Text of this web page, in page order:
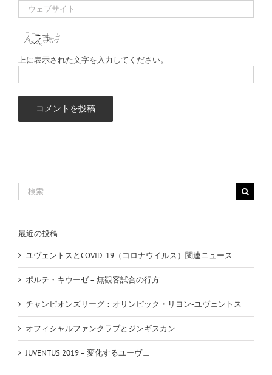
上に表示された文字を入力してください。
索
最近の投稿
ユヴェントスとCOVID-19（コロナウイルス）関連ニュース
ポルテ・キウーゼ – 無観客試合の行方
チャンピオンズリーグ：オリンピック・リヨン-ユヴェントス
オフィシャルファンクラブとジンギスカン
JUVENTUS 2019 – 変化するユーヴェ